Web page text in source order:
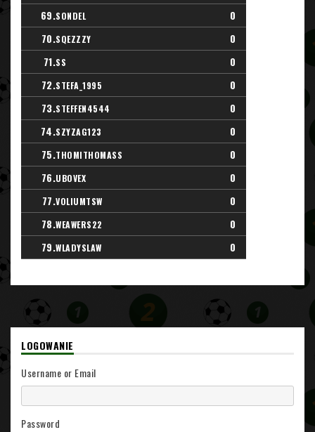
69.SONDEL
0
70.SQEZZZY
0
71.SS
0
72.STEFA_1995
0
73.STEFFEN4544
0
74.SZYZAG123
0
75.THOMITHOMASS
0
76.UBOVEX
0
77.VOLIUMTSW
0
78.WEAWERS22
0
79.WLADYSLAW 0
LOGOWANIE
Username or Email
Password